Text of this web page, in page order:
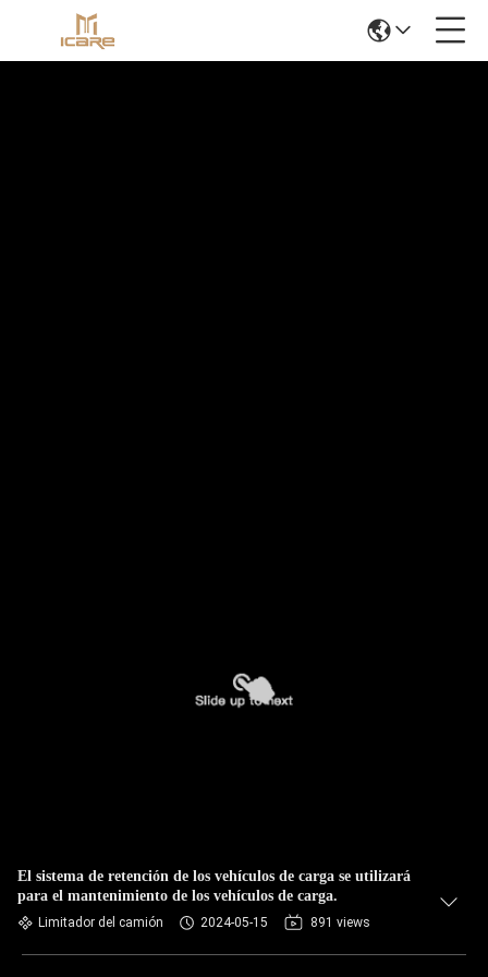
El sistema de retención de los vehículos de carga se utilizará
para el mantenimiento de los vehículos de carga.
Limitador del camión 2024-05-15 891 views